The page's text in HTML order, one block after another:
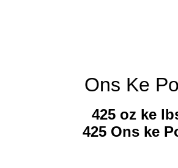
Ons Ke
425 oz ke
425 Ons ke